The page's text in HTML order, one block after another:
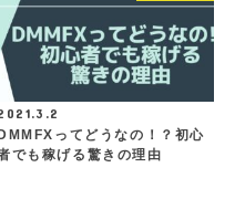
DMMFXってどうなの！？初心
でも稼げる驚きの理由